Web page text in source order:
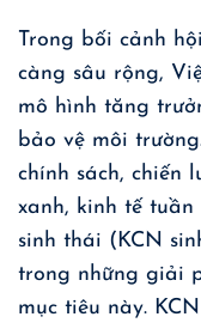
Trong bối cảnh
càng sâu rộng,
mô hình tăng
bảo vệ môi
chính sách, chiến
xanh, kinh tế
sinh thái (KCN
trong những giải
mục tiêu này.